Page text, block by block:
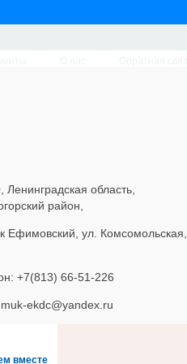
Ленинградская область,
район,
Ефимовский, ул. Комсомольская,
+7(813) 66-51-226
ekdc@yandex.ru
вместе